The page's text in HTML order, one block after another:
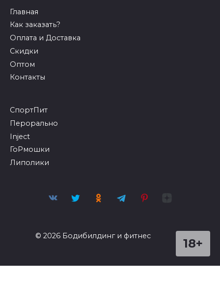
Анаполон Opymp labs Сочи
Главная
Как заказать?
Скидки
Оптом
Контакты
СпортПит